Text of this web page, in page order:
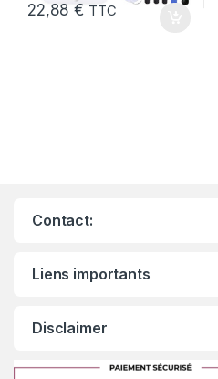
22,88€ TTC
Contact:
Liens importants
Disclaimer